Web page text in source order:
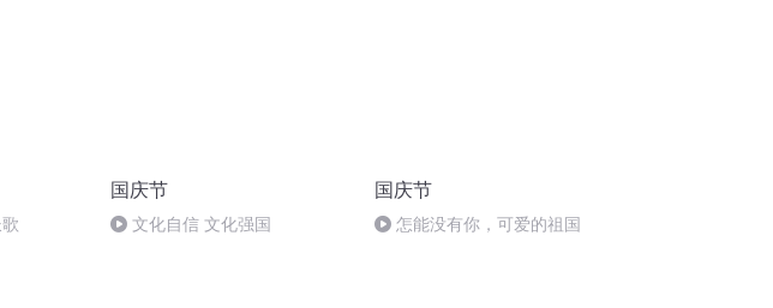
国庆节
文化自信 文化强国
国庆节
怎能没有你，可爱的祖国